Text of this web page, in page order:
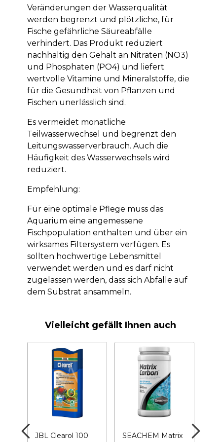
Veränderungen der Wasserqualität
werden begrenzt und plötzliche, für
Fische gefährliche Säureabfälle
verhindert. Das Produkt reduziert
nachhaltig den Gehalt an Nitraten (NO3)
und Phosphaten (PO4) und liefert
wertvolle Vitamine und Mineralstoffe, die
für die Gesundheit von Pflanzen und
Fischen unerlässlich sind.
Es vermeidet monatliche
Teilwasserwechsel und begrenzt den
Leitungswasserverbrauch. Auch die
Häufigkeit des Wasserwechsels wird
reduziert.
Empfehlung:
Für eine optimale Pflege muss das
Aquarium eine angemessene
Fischpopulation enthalten und über ein
wirksames Filtersystem verfügen. Es
sollten hochwertige Lebensmittel
verwendet werden und es darf nicht
zugelassen werden, dass sich Abfälle auf
dem Substrat ansammeln.
Vielleicht gefällt Ihnen auch
JBL Clearol 100
SEACHEM Matrix